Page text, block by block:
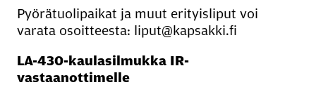
Pyörätuolipaikat ja muut erityisliput voi
varata osoitteesta: liput@kapsakki.fi
LA-430-kaulasilmukka IR-
vastaanottimelle